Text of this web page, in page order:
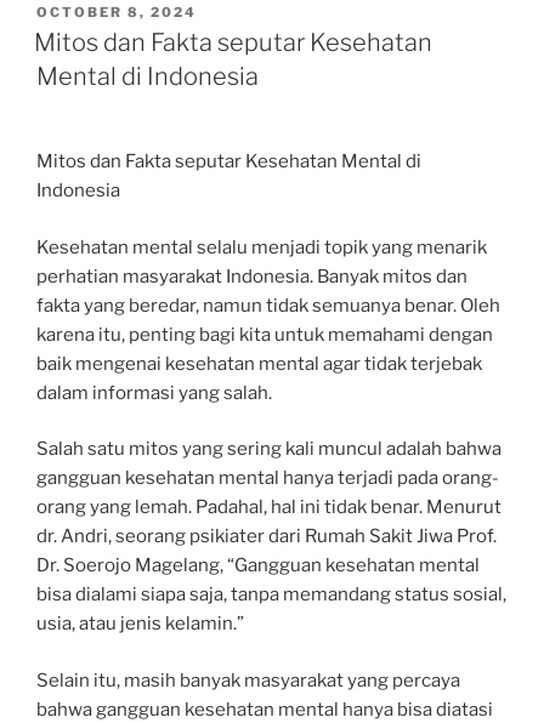
POSTED
ON
OCTOBER 8, 2024
Mitos dan Fakta seputar Kesehatan
Mental di Indonesia
Mitos dan Fakta seputar Kesehatan Mental di
Indonesia
Kesehatan mental selalu menjadi topik yang menarik
perhatian masyarakat Indonesia. Banyak mitos dan
fakta yang beredar, namun tidak semuanya benar. Oleh
karena itu, penting bagi kita untuk memahami dengan
baik mengenai kesehatan mental agar tidak terjebak
dalam informasi yang salah.
Salah satu mitos yang sering kali muncul adalah bahwa
gangguan kesehatan mental hanya terjadi pada orang-
orang yang lemah. Padahal, hal ini tidak benar. Menurut
dr. Andri, seorang psikiater dari Rumah Sakit Jiwa Prof.
Dr. Soerojo Magelang, “Gangguan kesehatan mental
bisa dialami siapa saja, tanpa memandang status sosial,
usia, atau jenis kelamin.”
Selain itu, masih banyak masyarakat yang percaya
bahwa gangguan kesehatan mental hanya bisa diatasi